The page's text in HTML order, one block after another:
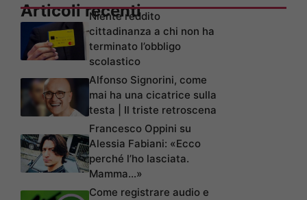
Articoli recenti
Niente reddito
cittadinanza a chi non ha
terminato l’obbligo
scolastico
Alfonso Signorini, come
mai ha una cicatrice sulla
testa | Il triste retroscena
Francesco Oppini su
Alessia Fabiani: «Ecco
perché l’ho lasciata.
Mamma…»
Come registrare audio e